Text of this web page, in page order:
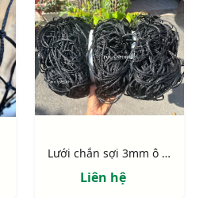
Lưới chắn sợi 3mm ô 100mm-120mm-145mm
Liên hệ